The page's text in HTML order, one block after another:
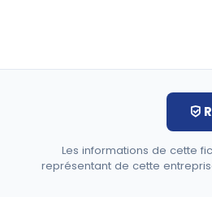
Les informations de cette
représentant de cette